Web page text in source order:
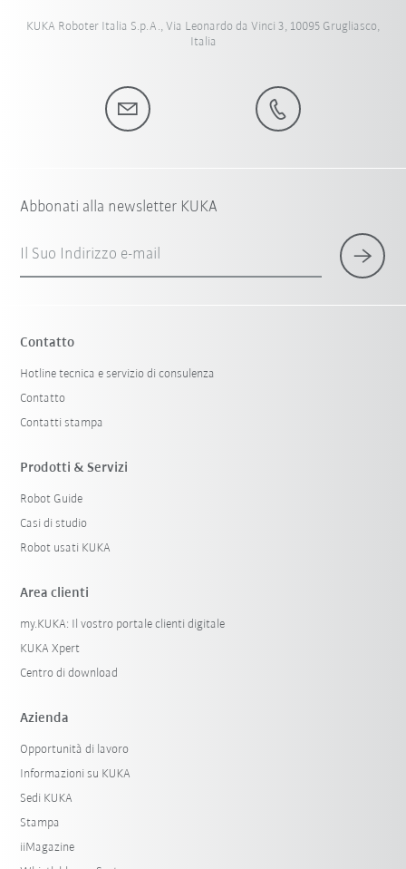
KUKA Roboter Italia S.p.A., Via Leonardo da Vinci 3, 10095 Grugliasco,
Italia
Abbonati alla newsletter KUKA
Il Suo Indirizzo e-mail
Contatto
Hotline tecnica e servizio di consulenza
Contatto
Contatti stampa
Prodotti & Servizi
Robot Guide
Casi di studio
Robot usati KUKA
Area clienti
my.KUKA: Il vostro portale clienti digitale
KUKA Xpert
Centro di download
Azienda
Opportunità di lavoro
Informazioni su KUKA
Sedi KUKA
Stampa
iiMagazine